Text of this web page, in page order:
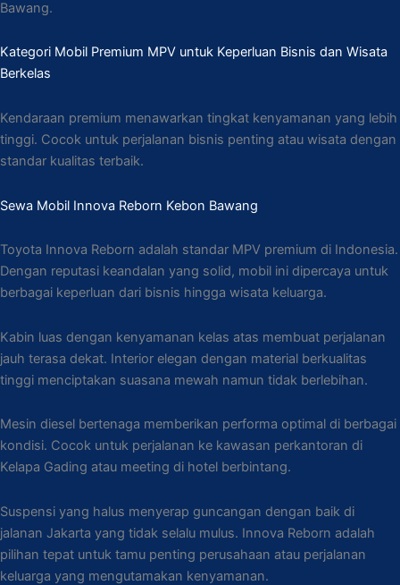
Bawang.
Kategori Mobil Premium MPV untuk Keperluan Bisnis dan Wisata
Berkelas
Kendaraan premium menawarkan tingkat kenyamanan yang lebih
tinggi. Cocok untuk perjalanan bisnis penting atau wisata dengan
standar kualitas terbaik.
Sewa Mobil Innova Reborn Kebon Bawang
Toyota Innova Reborn adalah standar MPV premium di Indonesia.
Dengan reputasi keandalan yang solid, mobil ini dipercaya untuk
berbagai keperluan dari bisnis hingga wisata keluarga.
Kabin luas dengan kenyamanan kelas atas membuat perjalanan
jauh terasa dekat. Interior elegan dengan material berkualitas
tinggi menciptakan suasana mewah namun tidak berlebihan.
Mesin diesel bertenaga memberikan performa optimal di berbagai
kondisi. Cocok untuk perjalanan ke kawasan perkantoran di
Kelapa Gading atau meeting di hotel berbintang.
Suspensi yang halus menyerap guncangan dengan baik di
jalanan Jakarta yang tidak selalu mulus. Innova Reborn adalah
pilihan tepat untuk tamu penting perusahaan atau perjalanan
keluarga yang mengutamakan kenyamanan.